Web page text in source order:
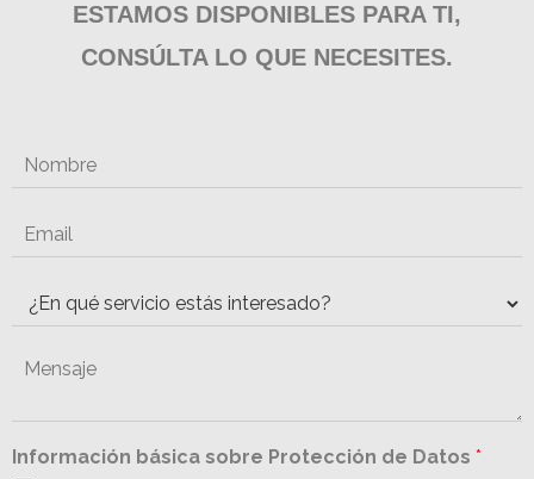
ESTAMOS DISPONIBLES PARA TI,
CONSÚLTA LO QUE NECESITES.
Información básica sobre Protección de Datos *